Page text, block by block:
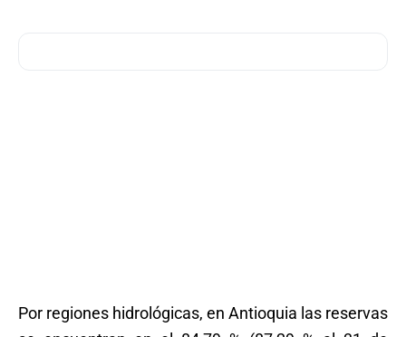
Por regiones hidrológicas, en Antioquia las reservas